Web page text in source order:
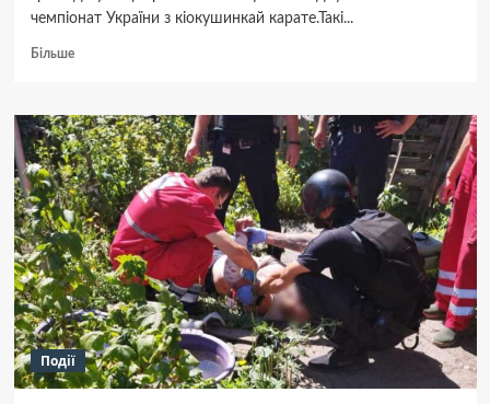
чемпіонат України з кіокушинкай карате.Такі...
БільшеДокладніше
спортсмени
із
Гадяччини
стали
абсолютними
чемпіонами
у
змаганнях
з
кіокушинкай
карате
Події